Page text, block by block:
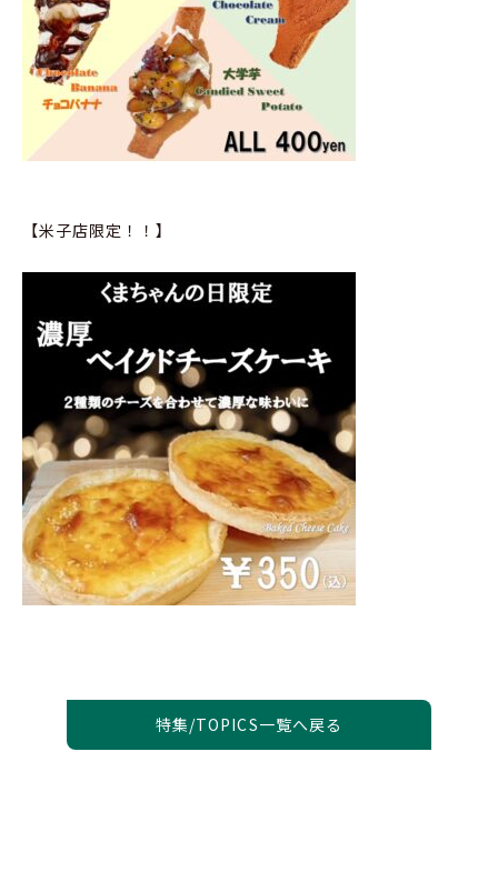
【米子店限定！！】
特集/TOPICS一覧へ戻る